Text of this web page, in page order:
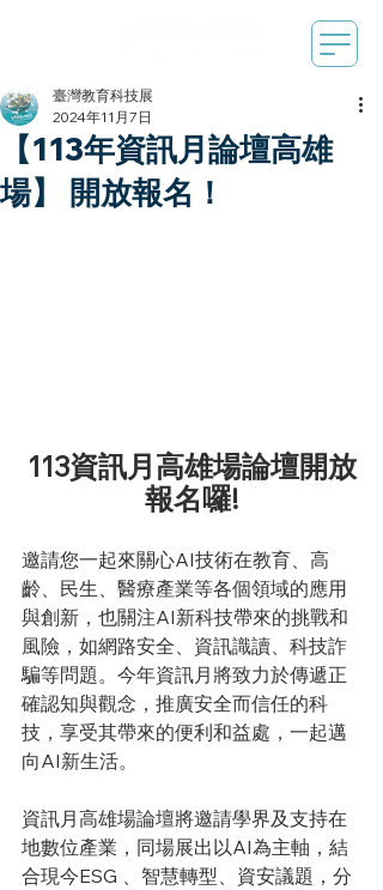
【113年資訊月論壇高雄
場】 開放報名！
臺灣教育科技展
2024年11月7日
113資訊月高雄場論壇開放
報名囉!
邀請您一起來關心AI技術在教育、高
齡、民生、醫療產業等各個領域的應用
與創新 ，也關注AI新科技帶來的挑戰和
風險，如網路安全、資訊識讀、科技詐
騙等問題。今年資訊月將致力於傳遞正
確認知與觀念，推廣安全而信任的科
技，享受其帶來的便利和益處，一起邁
向AI新生活。
資訊月高雄場論壇將邀請學界及支持在
地數位產業，同場展出以AI為主軸，結
合現今ESG 、智慧轉型、資安議題，分